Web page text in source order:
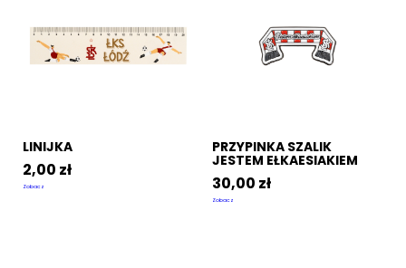
LINIJKA
2,00 zł
Zobacz
PRZYPINKA SZALIK
JESTEM EŁKAESIAKIEM
30,00 zł
Zobacz